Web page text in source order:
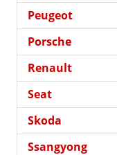
Peugeot
Porsche
Renault
Seat
Skoda
Ssangyong